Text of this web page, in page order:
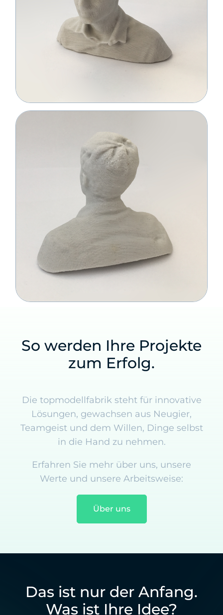
So werden Ihre Projekte
zum Erfolg.
Die topmodellfabrik steht für innovative
Lösungen, gewachsen aus Neugier,
Teamgeist und dem Willen, Dinge selbst
in die Hand zu nehmen.
Erfahren Sie mehr über uns, unsere
Werte und unsere Arbeitsweise:
Über uns
Das ist nur der Anfang.
Was ist Ihre Idee?